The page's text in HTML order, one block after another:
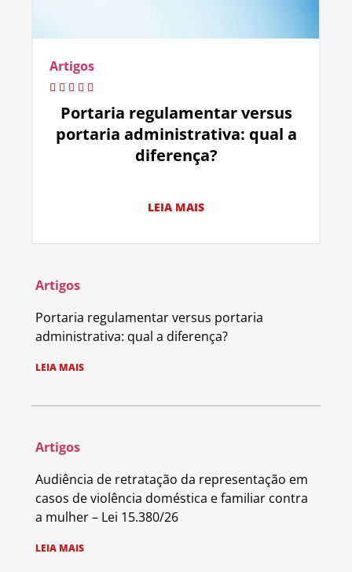
Artigos
Portaria regulamentar versus
portaria administrativa: qual a
diferença?
LEIA MAIS
Artigos
Portaria regulamentar versus portaria
administrativa: qual a diferença?
LEIA MAIS
Artigos
Audiência de retratação da representação em
casos de violência doméstica e familiar contra
a mulher – Lei 15.380/26
LEIA MAIS